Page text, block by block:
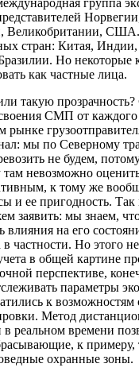
группа
Великобритании, США.
стран: Китая, Индии,
Но некоторые
как частные лица.
такую прозрачность?
СМП от каждого
рынке
мы по Северному
не будем,
невозможно оценить
к тому же
и ее пригодность.
заявить: мы знаем,
на его
в частности. Но этого
в общей картине
перспективе,
параметры
к возможностям
Метод
реальном времени
к примеру,
охранные зоны.